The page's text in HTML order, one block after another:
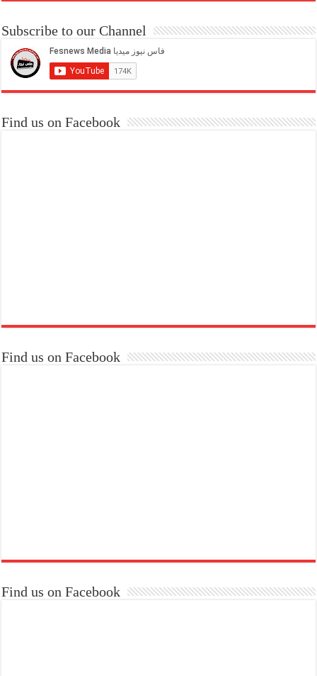
Subscribe to our Channel
Find us on Facebook
Find us on Facebook
Find us on Facebook